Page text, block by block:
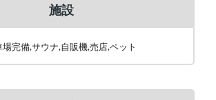
施設
完備,サウナ,自販機,売店,ペット